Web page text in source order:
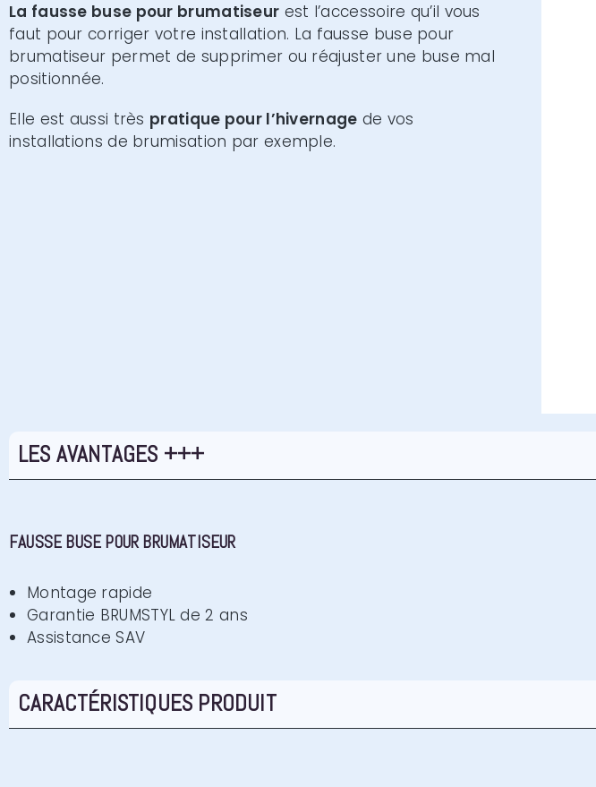
La fausse buse pour brumatiseur est l’accessoire qu’il vous
faut pour corriger votre installation. La fausse buse pour
brumatiseur permet de supprimer ou réajuster une buse mal
positionnée.
Elle est aussi très pratique pour l’hivernage de vos
installations de brumisation par exemple.
LES AVANTAGES +++
FAUSSE BUSE POUR BRUMATISEUR
Montage rapide
Garantie BRUMSTYL de 2 ans
Assistance SAV
CARACTÉRISTIQUES PRODUIT